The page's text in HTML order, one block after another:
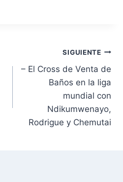
SIGUIENTE
– El Cross de Venta de
Baños en la liga
mundial con
Ndikumwenayo,
Rodrigue y Chemutai